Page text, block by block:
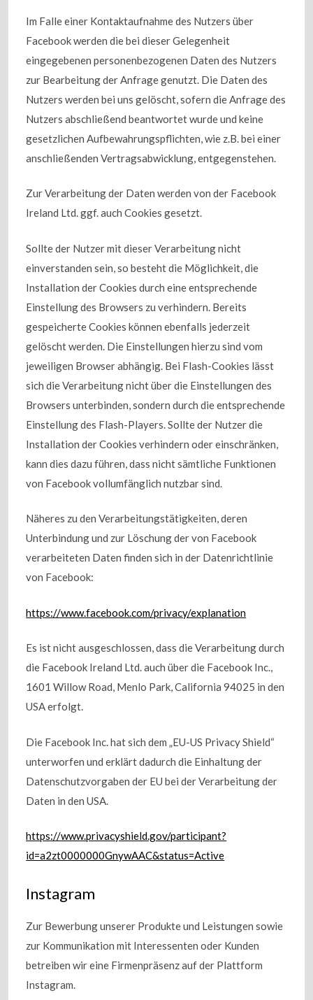
Im Falle einer Kontaktaufnahme des Nutzers über
Facebook werden die bei dieser Gelegenheit
eingegebenen personenbezogenen Daten des Nutzers
zur Bearbeitung der Anfrage genutzt. Die Daten des
Nutzers werden bei uns gelöscht, sofern die Anfrage des
Nutzers abschließend beantwortet wurde und keine
gesetzlichen Aufbewahrungspflichten, wie z.B. bei einer
anschließenden Vertragsabwicklung, entgegenstehen.
Zur Verarbeitung der Daten werden von der Facebook
Ireland Ltd. ggf. auch Cookies gesetzt.
Sollte der Nutzer mit dieser Verarbeitung nicht
einverstanden sein, so besteht die Möglichkeit, die
Installation der Cookies durch eine entsprechende
Einstellung des Browsers zu verhindern. Bereits
gespeicherte Cookies können ebenfalls jederzeit
gelöscht werden. Die Einstellungen hierzu sind vom
jeweiligen Browser abhängig. Bei Flash-Cookies lässt
sich die Verarbeitung nicht über die Einstellungen des
Browsers unterbinden, sondern durch die entsprechende
Einstellung des Flash-Players. Sollte der Nutzer die
Installation der Cookies verhindern oder einschränken,
kann dies dazu führen, dass nicht sämtliche Funktionen
von Facebook vollumfänglich nutzbar sind.
Näheres zu den Verarbeitungstätigkeiten, deren
Unterbindung und zur Löschung der von Facebook
verarbeiteten Daten finden sich in der Datenrichtlinie
von Facebook:
https://www.facebook.com/privacy/explanation
Es ist nicht ausgeschlossen, dass die Verarbeitung durch
die Facebook Ireland Ltd. auch über die Facebook Inc.,
1601 Willow Road, Menlo Park, California 94025 in den
USA erfolgt.
Die Facebook Inc. hat sich dem „EU-US Privacy Shield“
unterworfen und erklärt dadurch die Einhaltung der
Datenschutzvorgaben der EU bei der Verarbeitung der
Daten in den USA.
https://www.privacyshield.gov/participant?
id=a2zt0000000GnywAAC&status=Active
Instagram
Zur Bewerbung unserer Produkte und Leistungen sowie
zur Kommunikation mit Interessenten oder Kunden
betreiben wir eine Firmenpräsenz auf der Plattform
Instagram.